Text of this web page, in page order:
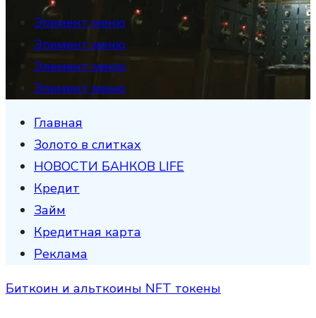
Элемент меню
Элемент меню
Элемент меню
Элемент меню
Главная
Золото в слитках
НОВОСТИ БАНКОВ LIFE
Кредит
Займ
Кредитная карта
Реклама
Биткоин и альткоины NFT токены